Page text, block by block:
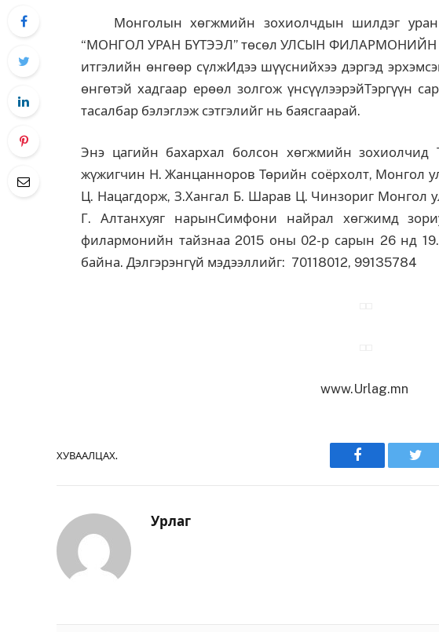
Монголын хөгжмийн зохиолчдын шилдэг уран
“МОНГОЛ УРАН БҮТЭЭЛ” төсөл УЛСЫН ФИЛАРМОНИЙН
итгэлийн өнгөөр сүлжИдээ шүүснийхээ дэргэд
өнгөтэй хадгаар ерөөл золгож
тасалбар бэлэглэж сэтгэлийг нь баясгаарай.
Энэ цагийн бахархал болсон хөгжмийн
жүжигчин Н. Жанцанноров Төрийн соёрхолт, Монгол
Ц. Нацагдорж, З.Хангал Б. Шарав Ц. Чинзориг Монгол
Г. Алтанхуяг нарынСимфони найрал хөгжимд
филармонийн тайзнаа 2015 оны 02-р сарын 26 нд
байна. Дэлгэрэнгүй мэдээллийг: 70118012, 99135784
www.Urlag.mn
ХУВААЛЦАХ.
Facebook
Урлаг